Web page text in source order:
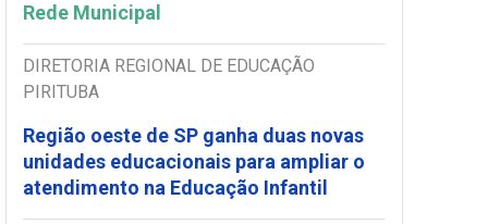
Rede Municipal
DIRETORIA REGIONAL DE EDUCAÇÃO
PIRITUBA
Região oeste de SP ganha duas novas
unidades educacionais para ampliar o
atendimento na Educação Infantil